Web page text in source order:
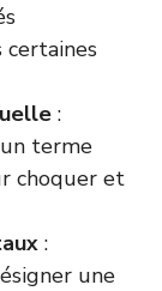
certaines
:
terme
choquer et
:
une